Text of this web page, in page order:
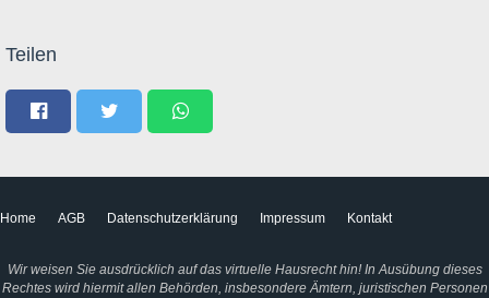
Teilen
Home AGB Datenschutzerklärung Impressum Kontakt
Wir weisen Sie ausdrücklich auf das virtuelle Hausrecht hin! In Ausübung dieses
Rechtes wird hiermit allen Behörden, insbesondere Ämtern, juristischen Personen